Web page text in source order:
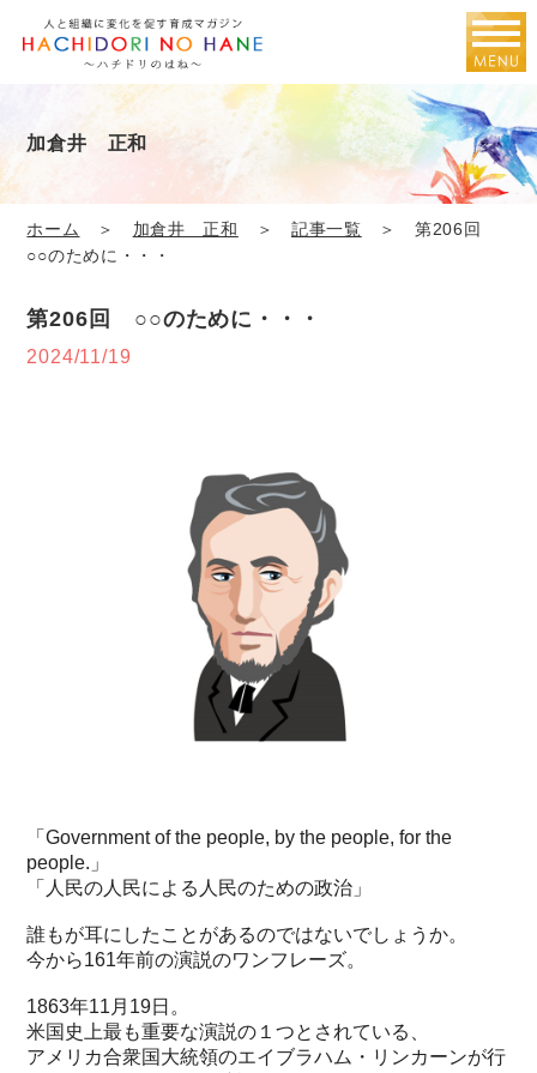
加倉井 正和
ホーム ＞ 加倉井 正和 ＞ 記事一覧 ＞ 第206回
○○のために・・・
第206回 ○○のために・・・
2024/11/19
「Government of the people, by the people, for the
people.」
「人民の人民による人民のための政治」
誰もが耳にしたことがあるのではないでしょうか。
今から161年前の演説のワンフレーズ。
1863年11月19日。
米国史上最も重要な演説の１つとされている、
アメリカ合衆国大統領のエイブラハム・リンカーンが行